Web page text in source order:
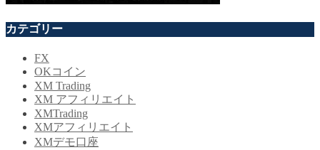
カテゴリー
FX
OKコイン
XM Trading
XM アフィリエイト
XMTrading
XMアフィリエイト
XMデモ口座